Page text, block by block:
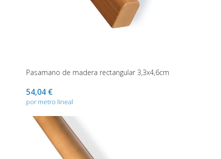
Pasamano de madera rectangular 3,3x4,6cm
54,04 €
por metro lineal